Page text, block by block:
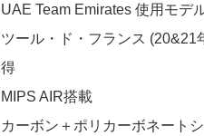
UAE Team Emirates 使用モデ
ツール・ド・フランス (20&21
得
MIPS AIR搭載
カーボン＋ポリカーボネート